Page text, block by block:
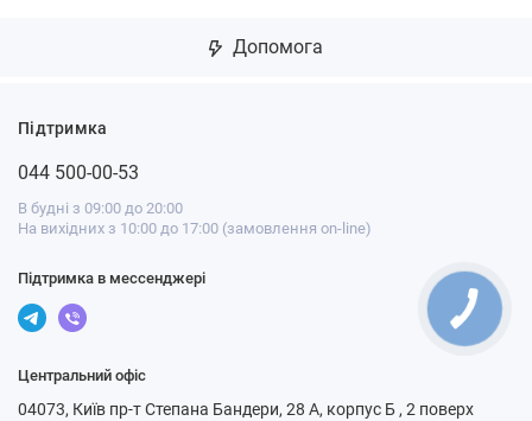
Допомога
Підтримка
044 500-00-53
В будні з 09:00 до 20:00
На вихідних з 10:00 до 17:00 (замовлення on-line)
Підтримка в мессенджері
Центральний офіс
04073, Київ пр-т Степана Бандери, 28 А, корпус Б , 2 поверх